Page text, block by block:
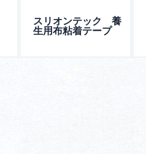
スリオンテック 養
生用布粘着テープ